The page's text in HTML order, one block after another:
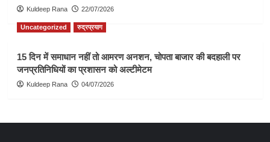
Kuldeep Rana 22/07/2026
Uncategorized रुद्रप्रयाग
15 दिन में समाधान नहीं तो आमरण अनशन, चोपता बाजार की बदहाली पर
जनप्रतिनिधियों का प्रशासन को अल्टीमेटम
Kuldeep Rana 04/07/2026